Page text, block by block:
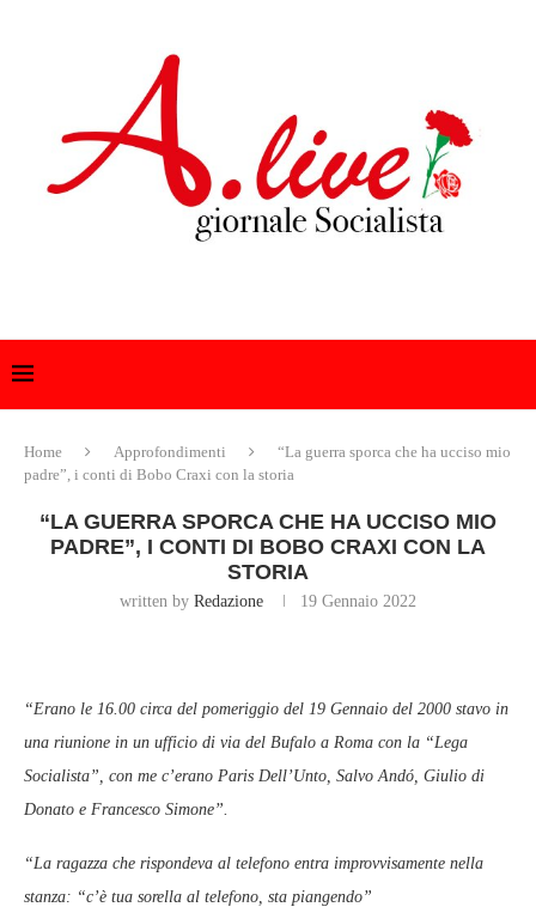
Home Approfondimenti
“La guerra sporca che ha ucciso mio
padre”, i conti di Bobo Craxi con la storia
“LA GUERRA SPORCA CHE HA UCCISO MIO
PADRE”, I CONTI DI BOBO CRAXI CON LA
STORIA
written by Redazione 19 Gennaio 2022
“Erano le 16.00 circa del pomeriggio del 19 Gennaio del 2000 stavo in
una riunione in un ufficio di via del Bufalo a Roma con la “Lega
Socialista”, con me c’erano Paris Dell’Unto, Salvo Andó, Giulio di
Donato e Francesco Simone”.
“La ragazza che rispondeva al telefono entra improvvisamente nella
stanza: “c’è tua sorella al telefono, sta piangendo”